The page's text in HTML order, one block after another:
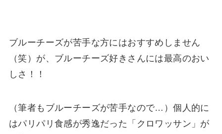
ブルーチーズが苦手な方にはおすすめしません
（笑）が、ブルーチーズ好きさんには最高のおい
しさ！！
（筆者もブルーチーズが苦手なので…）個人的に
はパリパリ食感が秀逸だった「クロワッサン」が